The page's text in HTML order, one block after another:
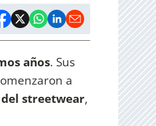
años. Sus
a
streetwear,